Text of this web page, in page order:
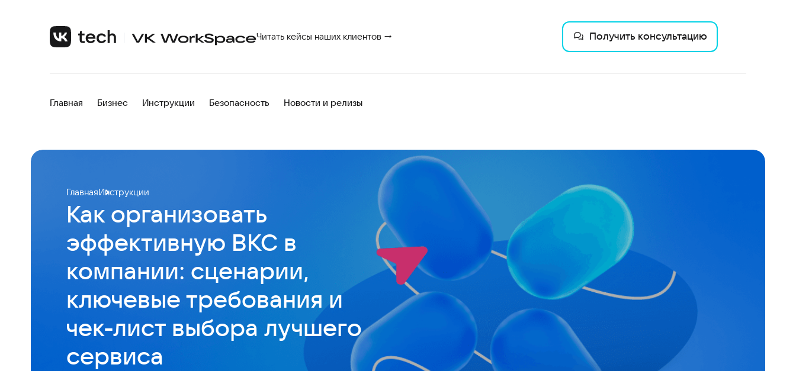
Читать кейсы наших клиентов → Получить консультацию
Главная Бизнес Инструкции Безопасность Новости и релизы
ГлавнаяИнструкции
Как организовать
эффективную ВКС в
компании: сценарии,
ключевые требования и
чек-лист выбора лучшего
сервиса